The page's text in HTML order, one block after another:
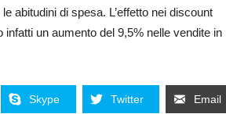
abitudini di spesa. L’effetto nei discount
infatti un aumento del 9,5% nelle vendite in
Skype Twitter Email